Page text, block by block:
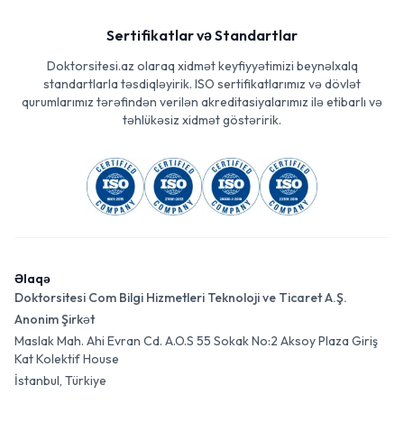
Sertifikatlar və Standartlar
Doktorsitesi.az olaraq xidmət keyfiyyətimizi beynəlxalq
standartlarla təsdiqləyirik. ISO sertifikatlarımız və dövlət
qurumlarımız tərəfindən verilən akreditasiyalarımız ilə etibarlı və
təhlükəsiz xidmət göstəririk.
Əlaqə
Doktorsitesi Com Bilgi Hizmetleri Teknoloji ve Ticaret A.Ş.
Anonim Şirkət
Maslak Mah. Ahi Evran Cd. A.O.S 55 Sokak No:2 Aksoy Plaza Giriş
Kat Kolektif House
İstanbul, Türkiye